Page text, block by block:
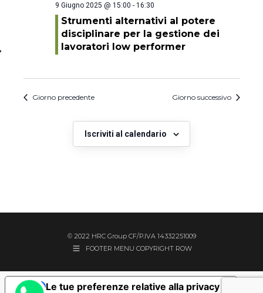
9 Giugno 2025 @ 15:00 - 16:30
Strumenti alternativi al potere
disciplinare per la gestione dei
lavoratori low performer
Giorno precedente Giorno successivo
Iscriviti al calendario
© 2022 HRC Group CF/P.IVA 14332251009
FOOTER MENU COPYRIGHT ROW
Le tue preferenze relative alla privacy